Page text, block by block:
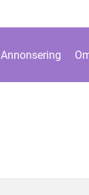
Annonsering